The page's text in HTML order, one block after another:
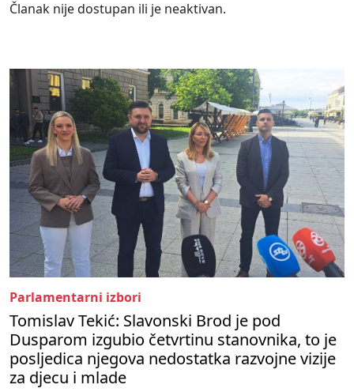
Članak nije dostupan ili je neaktivan.
Parlamentarni izbori
Tomislav Tekić: Slavonski Brod je pod
Dusparom izgubio četvrtinu stanovnika, to je
posljedica njegova nedostatka razvojne vizije
za djecu i mlade